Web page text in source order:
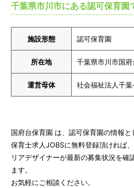
千葉県市川市にある認可保育園
施設形態 認可保育園
所在地 千葉県市川市国
運営母体 社会福祉法人千
国府台保育園 は、認可保育園の情報と
保育士求人JOBSに無料登録頂ければ
リアデザイナーが最新の募集状況を確
ます。
お気軽にご相談ください。